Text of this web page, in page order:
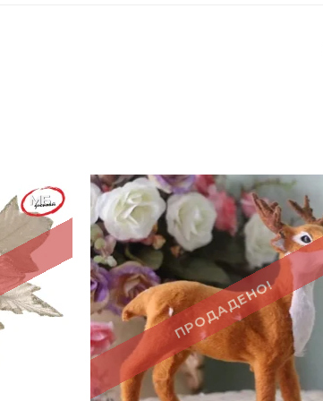
ПРОДАДЕНО!